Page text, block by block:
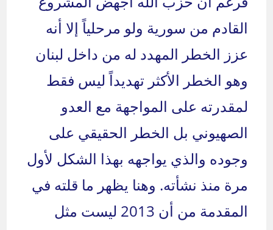
القادم من سورية ولو مرحلياً إلا أنه
عزز الخطر المهدد له من داخل لبنان
وهو الخطر الأكثر تهديداً ليس فقط
لمقدرته على المواجهة مع العدو
الصهيوني بل الخطر الحقيقي على
وجوده والذي يواجهه بهذا الشكل لأول
مرة منذ نشأته. وهنا يظهر ما قلته في
المقدمة من أن 2013 ليست مثل